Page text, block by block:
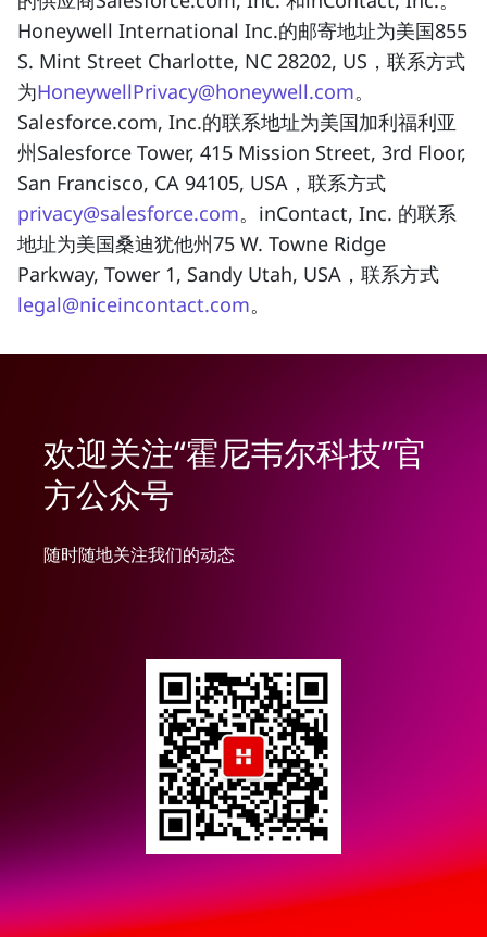
Honeywell International Inc.的邮寄地址为美国855
S. Mint Street Charlotte, NC 28202, US，联系方式
为HoneywellPrivacy@honeywell.com。
Salesforce.com, Inc.的联系地址为美国加利福利亚
州Salesforce Tower, 415 Mission Street, 3rd Floor,
San Francisco, CA 94105, USA，联系方式
privacy@salesforce.com。inContact, Inc. 的联系
地址为美国桑迪犹他州75 W. Towne Ridge
Parkway, Tower 1, Sandy Utah, USA，联系方式
legal@niceincontact.com。
欢迎关注“霍尼韦尔科技”官
方公众号
随时随地关注我们的动态